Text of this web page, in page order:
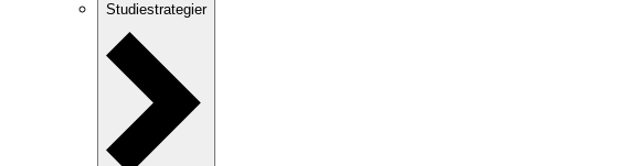
Studiestrategier